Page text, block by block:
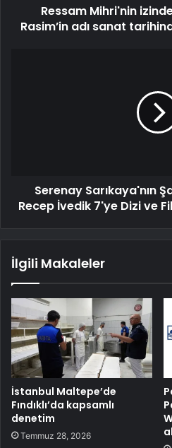
Ressam Mihri'nin
Rasim’in adı sanat
Serenay Sarıkaya'nın
Recep İvedik 7'ye Dizi ve
İlgili Makaleler
İstanbul Maltepe’de
Fındıklı’da kapsamlı
denetim
Temmuz 28, 2026